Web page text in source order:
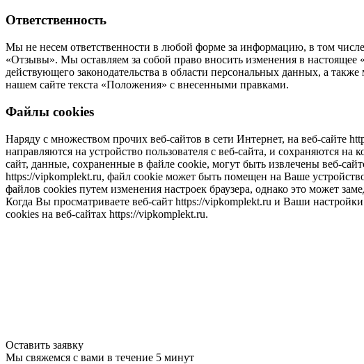
Ответственность
Мы не несем ответственности в любой форме за информацию, в том
«Отзывы». Мы оставляем за собой право вносить изменения в
действующего законодательства в области персональных данных, а
нашем сайте текста «Положения» с внесенными правками.
Файлы cookies
Наряду с множеством прочих веб-сайтов в сети Интернет, на веб-сайте
направляются на устройство пользователя с веб-сайта, и сохраняются на
сайт, данные, сохраненные в файле cookie, могут быть извлечены веб-
https://vipkomplekt.ru, файл cookie может быть помещен на Ваше
файлов cookies путем изменения настроек браузера, однако это может
Когда Вы просматриваете веб-сайт https://vipkomplekt.ru и Ваши
cookies на веб-сайтах https://vipkomplekt.ru.
Оставить заявку
Мы свяжемся с вами в течение 5 минут